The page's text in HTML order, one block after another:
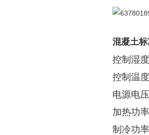
混凝土
控制湿度
控制温
电源电
加热功
制冷功